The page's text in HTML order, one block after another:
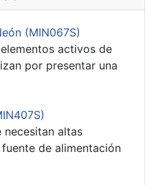
(MIN067S)
activos de
por presentar una
altas
de alimentación